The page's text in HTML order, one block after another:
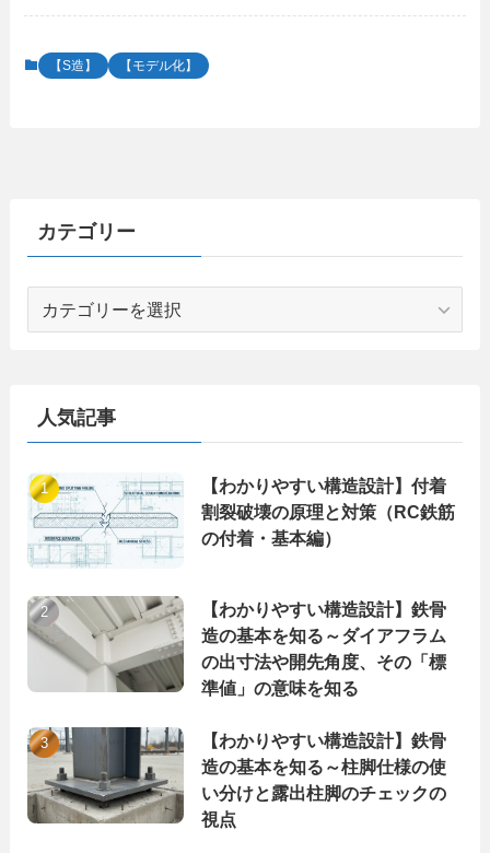
【S造】 【モデル化】
カテゴリー
人気記事
【わかりやすい構造設計】付着
割裂破壊の原理と対策（RC鉄筋
の付着・基本編）
【わかりやすい構造設計】鉄骨
造の基本を知る～ダイアフラム
の出寸法や開先角度、その「標
準値」の意味を知る
【わかりやすい構造設計】鉄骨
造の基本を知る～柱脚仕様の使
い分けと露出柱脚のチェックの
視点